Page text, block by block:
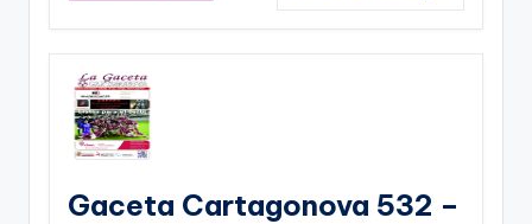
Gaceta Cartagonova 532 –